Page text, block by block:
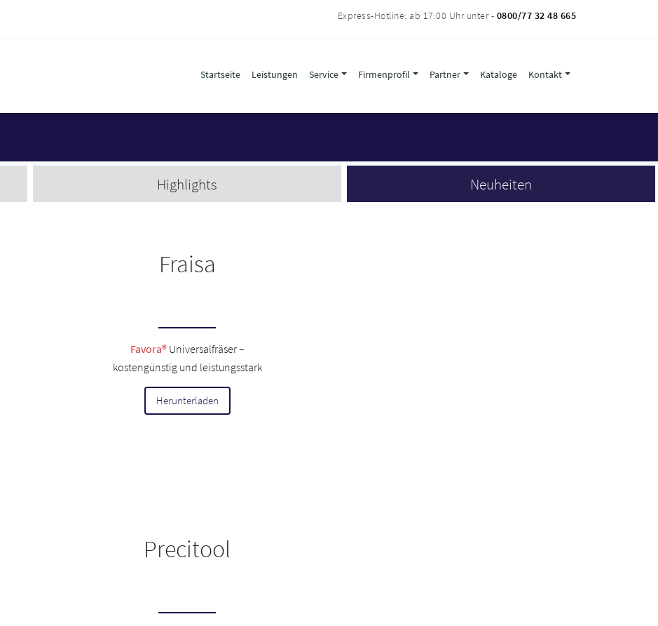
Express-Hotline: ab 17:00 Uhr unter - 0800/77 32 48 665
Startseite Leistungen Service Firmenprofil Partner Kataloge Kontakt
Highlights Neuheiten
Fraisa
Favora®Universalfräser –
kostengünstig und leistungsstark
Herunterladen
Precitool